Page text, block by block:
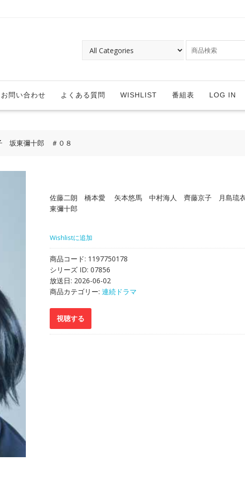
お問い合わせ よくある質問 WISHLIST 番組表 LOG IN
坂東彌十郎 ＃０８
佐藤二朗 橋本愛 矢本悠馬 中村海人 齊藤京子 月島
東彌十郎
Wishlistに追加
商品コード: 1197750178
シリーズ ID: 07856
放送日: 2026-06-02
商品カテゴリー: 連続ドラマ